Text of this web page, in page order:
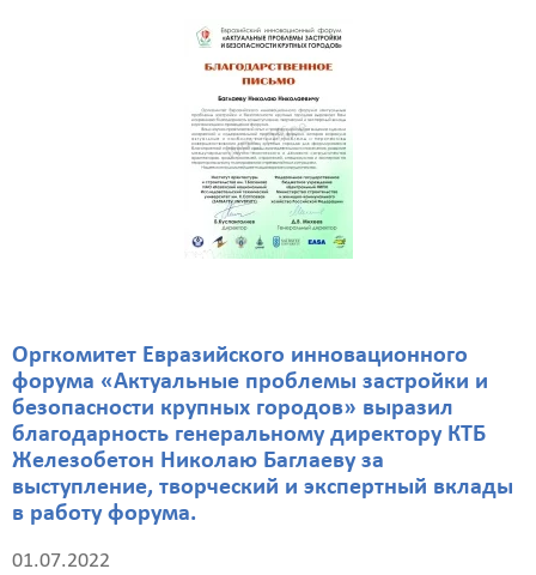
Оргкомитет Евразийского инновационного
форума «Актуальные проблемы застройки и
безопасности крупных городов» выразил
благодарность генеральному директору КТБ
Железобетон Николаю Баглаеву за
выступление, творческий и экспертный вклады
в работу форума.
01.07.2022